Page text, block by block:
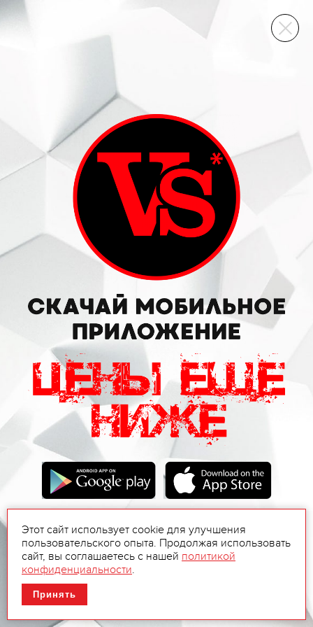
ВИННЫЙ СКЛАД
Этот сайт использует cookie для улучшения
пользовательского опыта. Продолжая использовать
сайт, вы соглашаетесь с нашей политикой
конфиденциальности.
Принять